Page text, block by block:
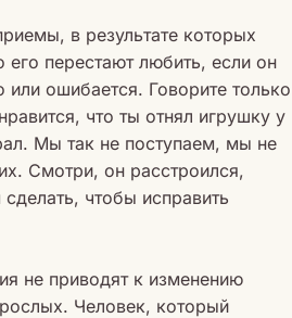
в результате которых
его перестают любить, если он
или ошибается. Говорите только
что ты отнял игрушку у
Мы так не поступаем, мы не
Смотри, он расстроился,
чтобы исправить
не приводят к изменению
Человек, который